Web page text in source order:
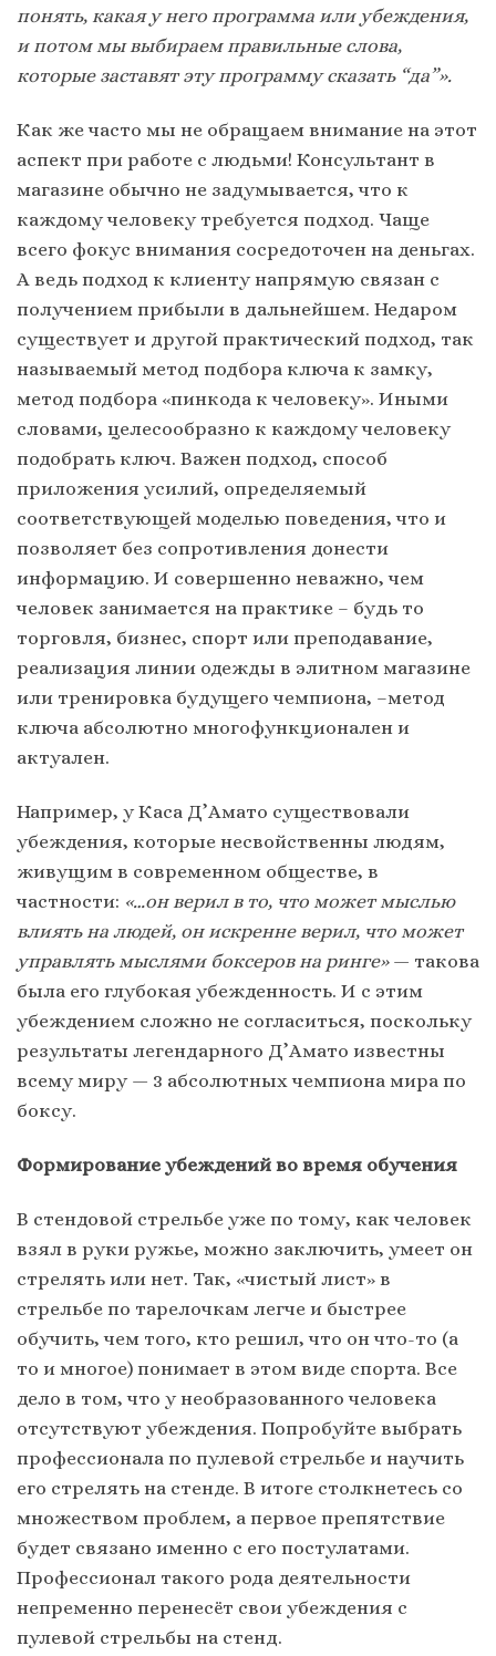
понять, какая у него программа или убеждения,
и потом мы выбираем правильные слова,
которые заставят эту программу сказать “да”».
Как же часто мы не обращаем внимание на этот
аспект при работе с людьми! Консультант в
магазине обычно не задумывается, что к
каждому человеку требуется подход. Чаще
всего фокус внимания сосредоточен на деньгах.
А ведь подход к клиенту напрямую связан с
получением прибыли в дальнейшем. Недаром
существует и другой практический подход, так
называемый метод подбора ключа к замку,
метод подбора «пинкода к человеку». Иными
словами, целесообразно к каждому человеку
подобрать ключ. Важен подход, способ
приложения усилий, определяемый
соответствующей моделью поведения, что и
позволяет без сопротивления донести
информацию. И совершенно неважно, чем
человек занимается на практике – будь то
торговля, бизнес, спорт или преподавание,
реализация линии одежды в элитном магазине
или тренировка будущего чемпиона, –метод
ключа абсолютно многофункционален и
актуален.
Например, у Каса Д’Амато существовали
убеждения, которые несвойственны людям,
живущим в современном обществе, в
частности: «…он верил в то, что может мыслью
влиять на людей, он искренне верил, что может
управлять мыслями боксеров на ринге»— такова
была его глубокая убежденность. И с этим
убеждением сложно не согласиться, поскольку
результаты легендарного Д’Амато известны
всему миру — 3 абсолютных чемпиона мира по
боксу.
Формирование убеждений во время обучения
В стендовой стрельбе уже по тому, как человек
взял в руки ружье, можно заключить, умеет он
стрелять или нет. Так, «чистый лист» в
стрельбе по тарелочкам легче и быстрее
обучить, чем того, кто решил, что он что-то (а
то и многое) понимает в этом виде спорта. Все
дело в том, что у необразованного человека
отсутствуют убеждения. Попробуйте выбрать
профессионала по пулевой стрельбе и научить
его стрелять на стенде. В итоге столкнетесь со
множеством проблем, а первое препятствие
будет связано именно с его постулатами.
Профессионал такого рода деятельности
непременно перенесёт свои убеждения с
пулевой стрельбы на стенд.